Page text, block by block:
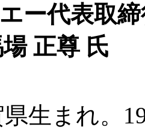
ー代表取
正尊 氏
県生まれ。